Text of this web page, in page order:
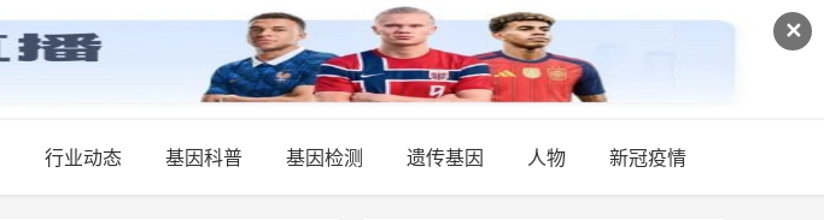
✕
行业动态 基因科普 基因检测 遗传基因 人物 新冠疫情